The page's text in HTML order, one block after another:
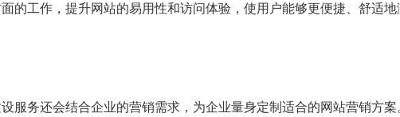
的工作，提升网站的易用性和访问体验，使用户能够更便捷、舒适
服务还会结合企业的营销需求，为企业量身定制适合的网站营销方案